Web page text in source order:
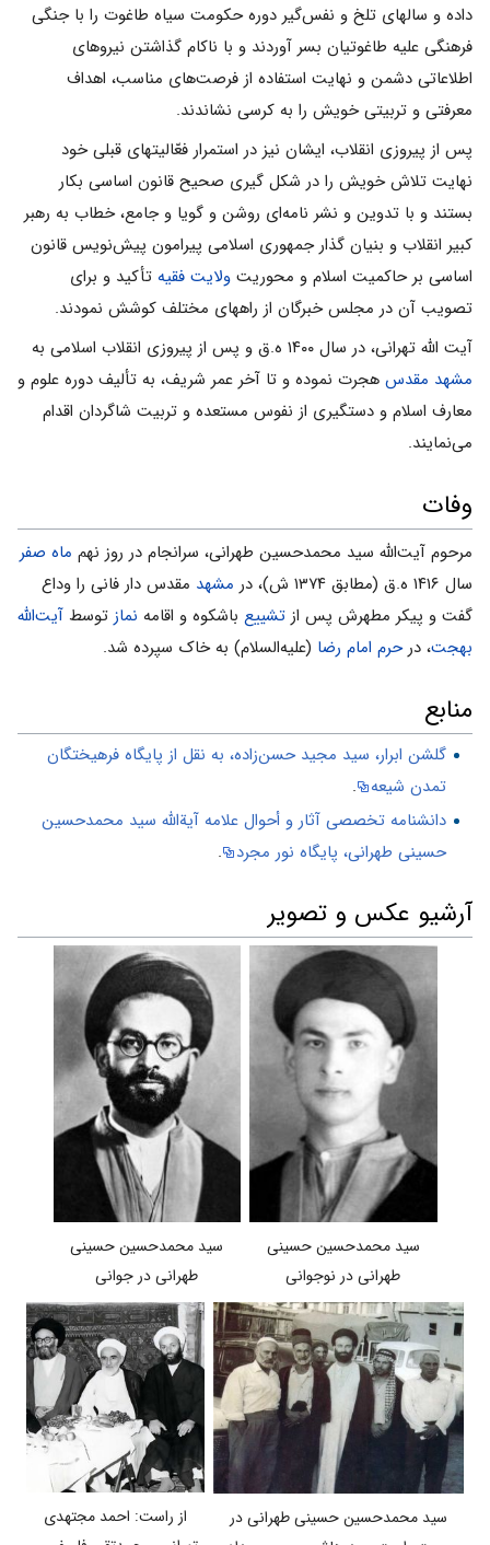
داده و سالهاى تلخ و نفس‌گیر دوره حکومت سیاه طاغوت را با جنگى
فرهنگى علیه طاغوتیان بسر آوردند و با ناکام گذاشتن نیروهاى
اطلاعاتى دشمن و نهایت استفاده از فرصت‌هاى مناسب، اهداف
معرفتى و تربیتى خویش را به کرسى نشاندند.
پس از پیروزی انقلاب، ایشان نیز در استمرار فعّالیتهاى قبلى خود
نهایت تلاش خویش را در شکل گیرى صحیح قانون اساسى بکار
بستند و با تدوین و نشر نامه‌اى روشن و گویا و جامع، خطاب به رهبر
کبیر انقلاب و بنیان گذار جمهورى اسلامى پیرامون پیش‌نویس قانون
اساسى بر حاکمیت اسلام و محوریت ولایت فقیه تأکید و براى
تصویب آن در مجلس خبرگان از راههاى مختلف کوشش نمودند.
آیت الله تهرانی، در سال ۱۴۰۰ ه.ق و پس از پیروزى انقلاب اسلامى به
مشهد مقدس هجرت نموده و تا آخر عمر شریف، به تألیف دوره علوم و
معارف اسلام و دستگیرى از نفوس مستعده و تربیت شاگردان اقدام
مى‌نمایند.
وفات
مرحوم آیت‌الله سید محمدحسین طهرانى، سرانجام در روز نهم ماه صفر
سال ۱۴۱۶ ه.ق (مطابق ۱۳۷۴ ش)، در
مشهد مقدس دار فانى را وداع
گفت و پیکر مطهرش پس از تشییع باشکوه و اقامه نماز توسط آیت‌الله
بهجت، درحرم امام رضا (علیه‌السلام) به خاک سپرده شد.
منابع
گلشن ابرار، سید مجید حسن‌زاده، به نقل از پایگاه فرهیختگان
تمدن شیعه
.
دانشنامه تخصصی آثار و أحوال علامه آیةالله سید محمدحسین
حسینی طهرانی، پایگاه نور مجرد
.
آرشیو عکس و تصویر
سید محمدحسین حسینی
طهرانی در نوجوانی
سید محمدحسین حسینی
طهرانی در جوانی
سید محمدحسین حسینی طهرانی در
از راست: احمد مجتهدی